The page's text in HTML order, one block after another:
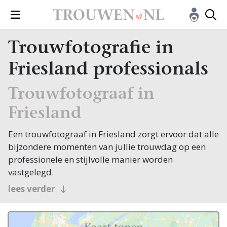
Trouwfotografie in
Friesland professionals
Trouwfotograaf in
Friesland
Een trouwfotograaf in Friesland zorgt ervoor dat alle
bijzondere momenten van jullie trouwdag op een
professionele en stijlvolle manier worden
vastgelegd.
Op een dag waarop zoveel gebeurt en emoties
ervaren trouwfotograaf in Friesland aan jullie zijde
lees verder